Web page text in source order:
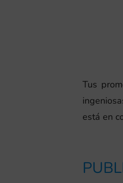
Tus
está en